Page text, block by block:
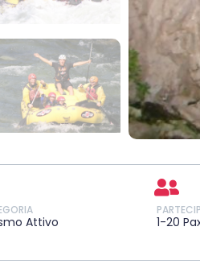
Attivo 1-20